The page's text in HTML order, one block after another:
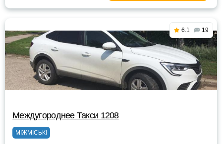
6.1 19
Междугороднее Такси 1208
МІЖМІСЬКІ